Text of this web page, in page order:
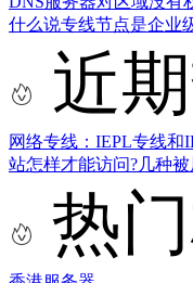
什么说专线节点是企业
近
网络专线：IEPL专线和
站怎样才能访问?几种
热